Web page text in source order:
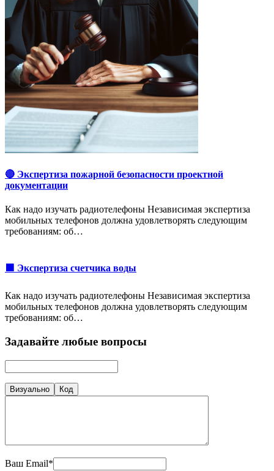
🔴 Экспертиза пожарной безопасности проектной
документации
Как надо изучать радиотелефоны Независимая экспертиза
мобильных телефонов должна удовлетворять следующим
требованиям: об…
🟩 Экспертиза счетчика воды
Как надо изучать радиотелефоны Независимая экспертиза
мобильных телефонов должна удовлетворять следующим
требованиям: об…
Задавайте любые вопросы
Визуально Код
Ваш Email*